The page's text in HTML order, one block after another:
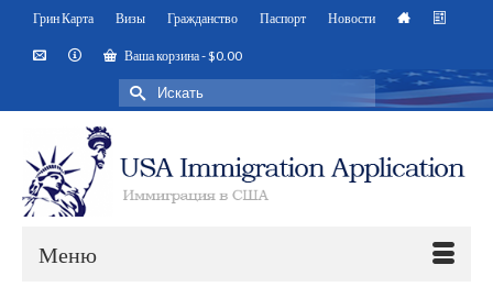
Грин Карта Визы Гражданство Паспорт Новости
Ваша корзина-$0.00
Искать:
Меню